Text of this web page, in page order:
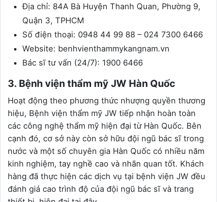
Địa chỉ: 84A Bà Huyện Thanh Quan, Phường 9,
Quận 3, TPHCM
Số điện thoại: 0948 44 99 88 – 024 7300 6466
Website: benhvienthammykangnam.vn
Bác sĩ tư vấn (24/7): 1900 6466
3. Bệnh viện thẩm mỹ JW Hàn Quốc
Hoạt động theo phương thức nhượng quyền thương
hiệu, Bệnh viện thẩm mỹ JW tiếp nhận hoàn toàn
các công nghệ thẩm mỹ hiện đại từ Hàn Quốc. Bên
cạnh đó, cơ sở này còn sở hữu đội ngũ bác sĩ trong
nước và một số chuyên gia Hàn Quốc có nhiều năm
kinh nghiệm, tay nghề cao và nhãn quan tốt. Khách
hàng đã thực hiện các dịch vụ tại bệnh viện JW đều
đánh giá cao trình độ của đội ngũ bác sĩ và trang